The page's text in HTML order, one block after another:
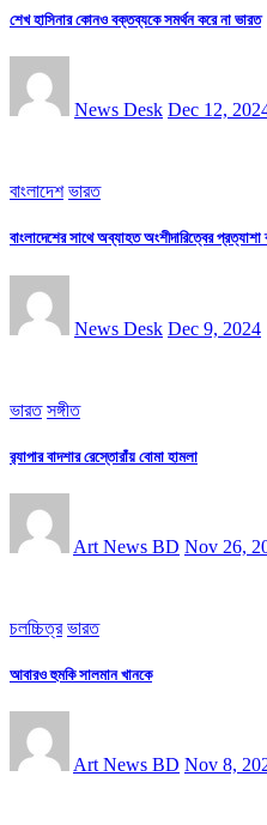
শেখ হাসিনার কোনও বক্তব্যকে সমর্থন করে না ভারত
News Desk Dec 12,
বাংলাদেশ ভারত
বাংলাদেশের সাথে অব্যাহত অংশীদারিত্বের
News Desk Dec 9, 2024
ভারত সঙ্গীত
র‌্যাপার বাদশার রেস্তোরাঁয় বোমা হামলা
Art News BD Nov 26,
চলচ্চিত্র ভারত
আবারও হুমকি সালমান খানকে
Art News BD Nov 8,